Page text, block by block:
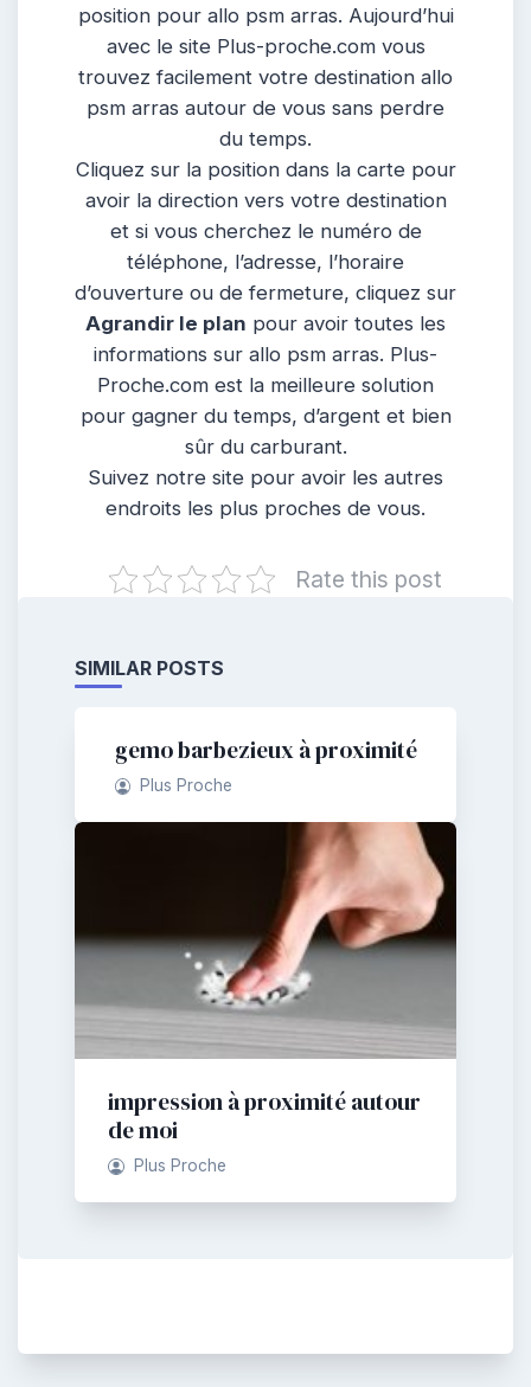
position pour allo psm arras. Aujourd’hui
avec le site Plus-proche.com vous
trouvez facilement votre destination allo
psm arras autour de vous sans perdre
du temps.
Cliquez sur la position dans la carte pour
avoir la direction vers votre destination
et si vous cherchez le numéro de
téléphone, l’adresse, l’horaire
d’ouverture ou de fermeture, cliquez sur
Agrandir le plan pour avoir toutes les
informations sur allo psm arras. Plus-
Proche.com est la meilleure solution
pour gagner du temps, d’argent et bien
sûr du carburant.
Suivez notre site pour avoir les autres
endroits les plus proches de vous.
Rate this post
SIMILAR POSTS
gemo barbezieux à proximité
Plus Proche
impression à proximité autour
de moi
Plus Proche